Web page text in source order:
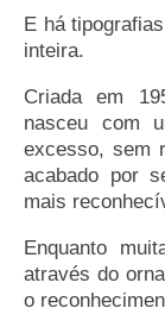
E há
inteira.
Criada em
nasceu com
excesso, sem
acabado por
mais
Enquanto
através do
o